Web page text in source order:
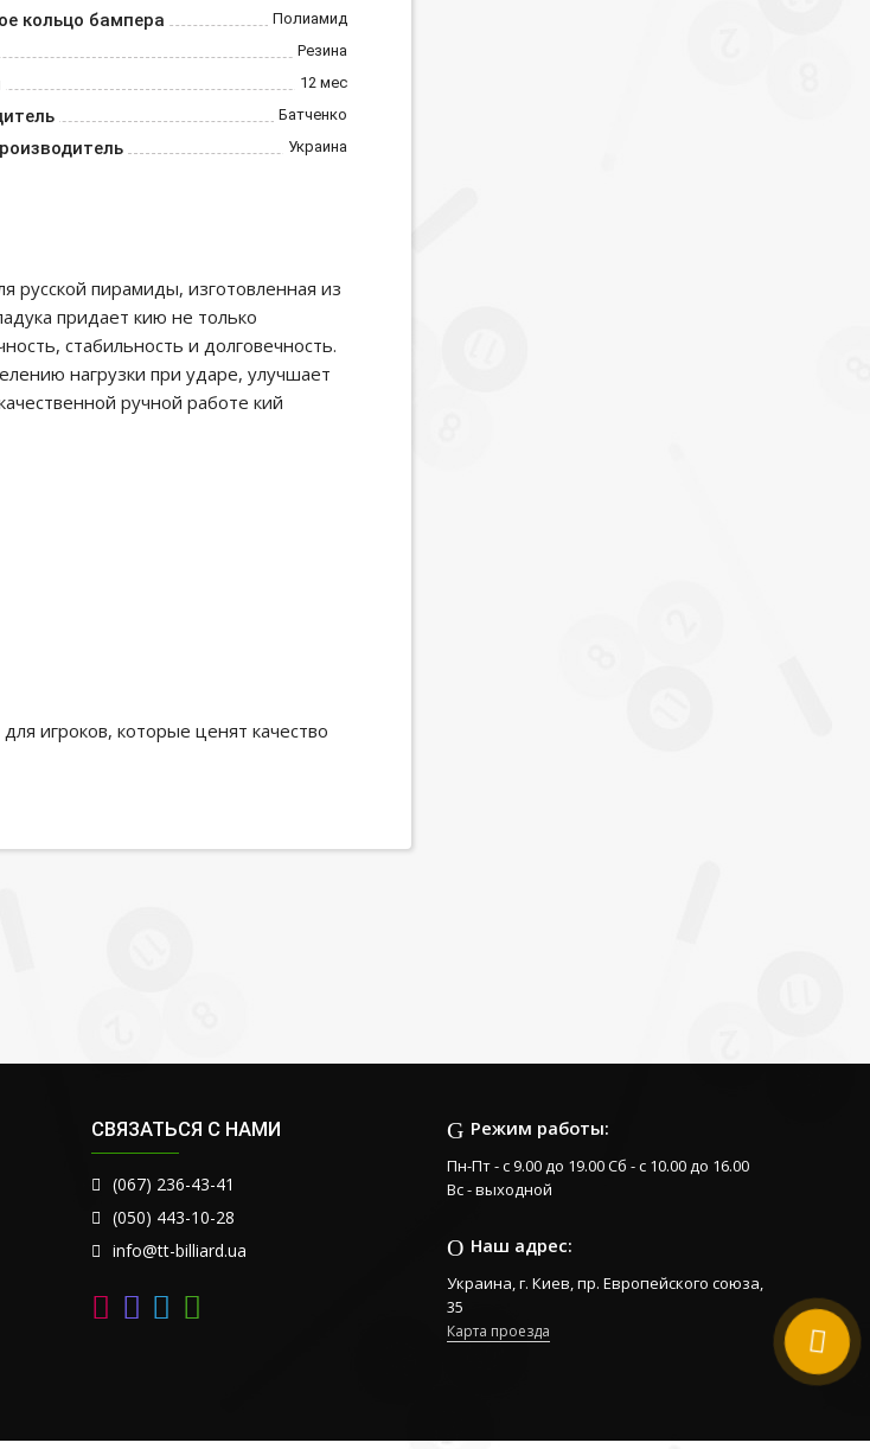
кольцо бампера Полиамид
Резина
12 мес
Батченко
Украина
русской пирамиды, изготовленная из
придает кию не только
стабильность и долговечность.
нагрузки при ударе, улучшает
ручной работе кий
игроков, которые ценят качество
Режим работы:
Пн-Пт - с 9.00 до 19.00 Сб - с 10.00 до 16.00
Вс - выходной
Наш адрес:
Украина, г. Киев, пр. Европейского союза,
35
Карта проезда
СВЯЗАТЬСЯ С НАМИ
(067) 236-43-41
(050) 443-10-28
info@tt-billiard.ua